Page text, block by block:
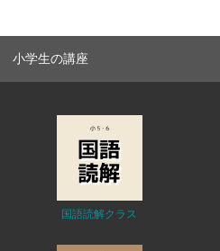
小学生の講座
国語読解クラス